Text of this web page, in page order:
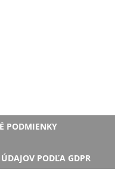
PODMIENKY
PODĽA GDPR